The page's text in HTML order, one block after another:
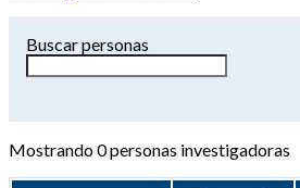
Buscar personas
Mostrando0personas investigadoras